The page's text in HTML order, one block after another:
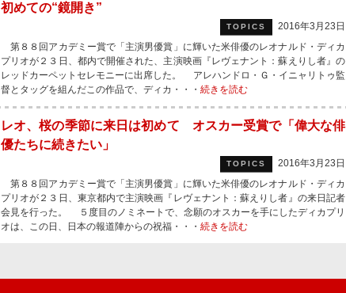
初めての“鏡開き”
TOPICS
2016年3月23日
第８８回アカデミー賞で「主演男優賞」に輝いた米俳優のレオナルド・ディカ
プリオが２３日、都内で開催された、主演映画『レヴェナント：蘇えりし者』の
レッドカーペットセレモニーに出席した。 アレハンドロ・Ｇ・イニャリトゥ監
督とタッグを組んだこの作品で、ディカ・・・ 続きを読む
レオ、桜の季節に来日は初めて オスカー受賞で「偉大な俳
優たちに続きたい」
TOPICS
2016年3月23日
第８８回アカデミー賞で「主演男優賞」に輝いた米俳優のレオナルド・ディカ
プリオが２３日、東京都内で主演映画『レヴェナント：蘇えりし者』の来日記者
会見を行った。 ５度目のノミネートで、念願のオスカーを手にしたディカプリ
オは、この日、日本の報道陣からの祝福・・・ 続きを読む